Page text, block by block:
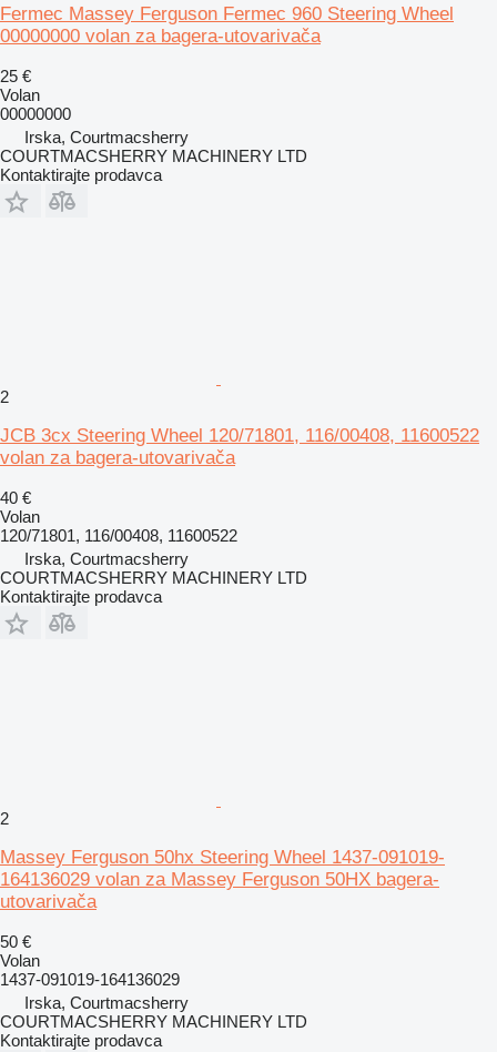
Fermec Massey Ferguson Fermec 960 Steering Wheel
00000000 volan za bagera-utovarivača
25 €
Volan
00000000
Irska, Courtmacsherry
COURTMACSHERRY MACHINERY LTD
Kontaktirajte prodavca
2
JCB 3cx Steering Wheel 120/71801, 116/00408, 11600522
volan za bagera-utovarivača
40 €
Volan
120/71801, 116/00408, 11600522
Irska, Courtmacsherry
COURTMACSHERRY MACHINERY LTD
Kontaktirajte prodavca
2
Massey Ferguson 50hx Steering Wheel 1437-091019-
164136029 volan za Massey Ferguson 50HX bagera-
utovarivača
50 €
Volan
1437-091019-164136029
Irska, Courtmacsherry
COURTMACSHERRY MACHINERY LTD
Kontaktirajte prodavca